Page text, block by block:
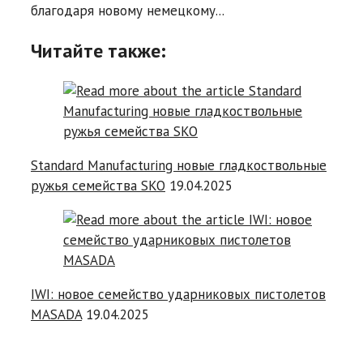
благодаря новому немецкому...
Читайте также:
Standard Manufacturing новые гладкоствольные
ружья семейства SKO 19.04.2025
IWI: новое семейство ударниковых пистолетов
MASADA 19.04.2025